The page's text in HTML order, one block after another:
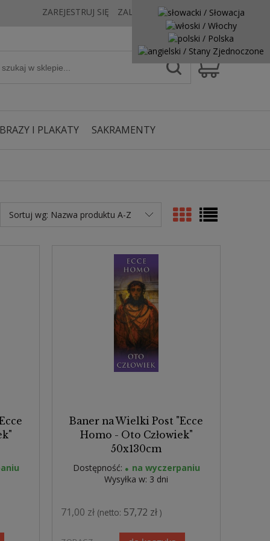
ZAREJESTRUJ SIĘ ZALOGUJ SIĘ KONTAKT
I PLAKATY
SAKRAMENTY
Sortuj wg: Nazwa produktu A-Z
Baner na Wielki Post "Ecce
Homo - Oto Człowiek"
50x130cm
Dostępność:
na wyczerpaniu
Wysyłka w: 3 dni
71,00 zł (netto: 57,72 zł )